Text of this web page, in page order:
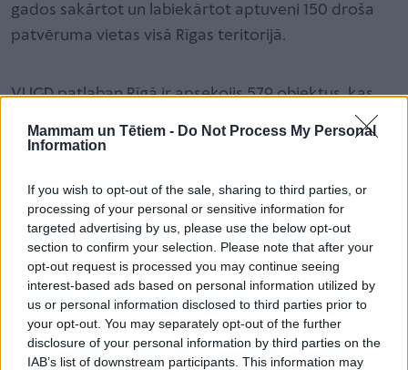
Mammam un Tētiem - Do Not Process My Personal
Information
If you wish to opt-out of the sale, sharing to third parties, or
processing of your personal or sensitive information for
targeted advertising by us, please use the below opt-out
section to confirm your selection. Please note that after your
opt-out request is processed you may continue seeing
interest-based ads based on personal information utilized by
us or personal information disclosed to third parties prior to
your opt-out. You may separately opt-out of the further
disclosure of your personal information by third parties on the
IAB’s list of downstream participants. This information may
gados sakārtot un labiekārtot aptuveni 150 droša
patvēruma vietas visā Rīgas teritorijā.
VUGD patlaban Rīgā ir apsekojis 579 objektus, kas
piederošajiem 317 objektiem 218 atzīti par
skolas, universitātes, zinātniskās pētniecības vai
sporta ēkas, septiņas ārstniecības vai veselības
aprūpes iestādes, 15 sociālo grupu kopdzīvojamās
mājas, 42 administratīvās ēkas (biroji, kultūras ēkas,
baznīcas, muzeji, bibliotēkas, noliktavas), bet 36 -
citas ēkas, piemēram, dzīvokļu mājas, garāžas,
rūpniecības ēkas, stacijas, veikali un viesnīcas. Rīgas